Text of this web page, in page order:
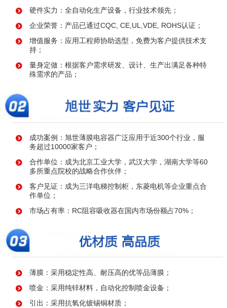
硬件实力：全自动化生产设备，行业技术领先；
企业荣誉：产品已通过CQC, CE,UL,VDE, ROHS认证；
增值服务：应用工程师协助选型，免费为客户提供技术支
持；
量身定做：根据客户需求研发、设计、生产出满足各种特
殊需求的产品；
成功案例：旭世薄膜电容器广泛应用于近300个行业，服
务超过10000家客户；
合作单位：成为北京工业大学，武汉大学，湖南大学等60
多所重点院校的战略合作伙伴；
客户见证：成为三洋电梯控制柜，东菱电机等企业重点合
作单位；
市场占有率：RC阻容吸收器在国内市场份额占70%；
薄膜：采用稳定性高、耐压高的优等品薄膜；
喷金：采用纯锌材料，自动化控制喷金设备；
引出：采用抗氧化镀锡铜材质；